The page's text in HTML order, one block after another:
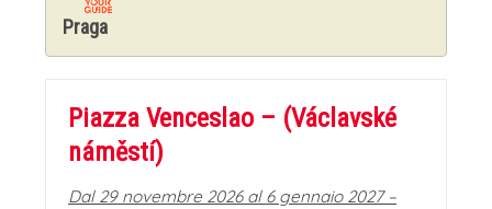
Praga
Piazza Venceslao – (Václavské
náměstí)
Dal 29 novembre 2026 al 6 gennaio 2027 –